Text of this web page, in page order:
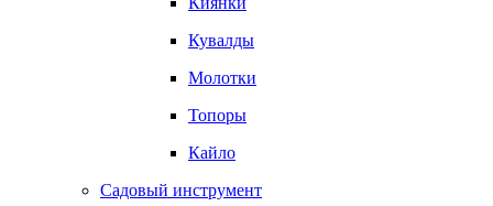
Кувалды
Молотки
Топоры
Кайло
Садовый инструмент